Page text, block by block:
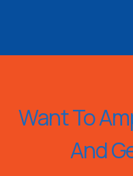
Want To
And